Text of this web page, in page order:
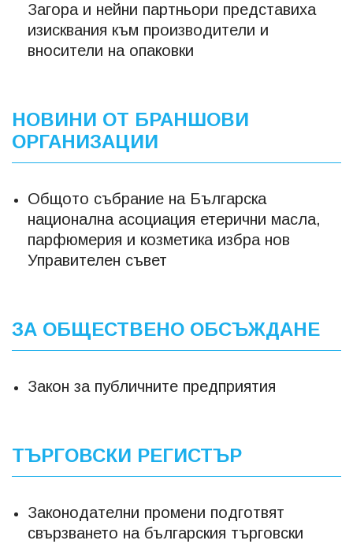
Загора и нейни партньори представиха
изисквания към производители и
вносители на опаковки
НОВИНИ ОТ БРАНШОВИ
ОРГАНИЗАЦИИ
Общото събрание на Българска
национална асоциация етерични масла,
парфюмерия и козметика избра нов
Управителен съвет
ЗА ОБЩЕСТВЕНО ОБСЪЖДАНЕ
Закон за публичните предприятия
ТЪРГОВСКИ РЕГИСТЪР
Законодателни промени подготвят
свързването на българския търговски